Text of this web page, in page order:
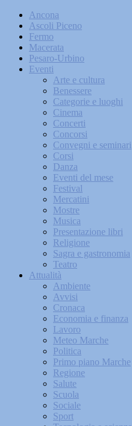
Ancona
Ascoli Piceno
Fermo
Macerata
Pesaro-Urbino
Eventi
Arte e cultura
Benessere
Categorie e luoghi
Cinema
Concerti
Concorsi
Convegni e seminari
Corsi
Danza
Eventi del mese
Festival
Mercatini
Mostre
Musica
Presentazione libri
Religione
Sagra e gastronomia
Teatro
Attualità
Ambiente
Avvisi
Cronaca
Economia e finanza
Lavoro
Meteo Marche
Politica
Primo piano Marche
Regione
Salute
Scuola
Sociale
Sport